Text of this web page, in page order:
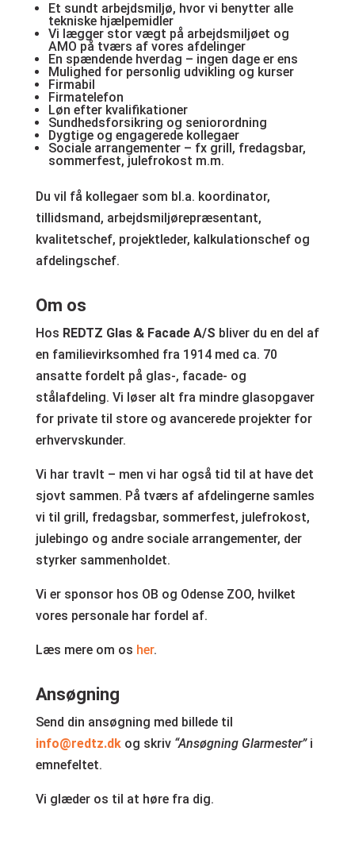
Et sundt arbejdsmiljø, hvor vi benytter alle
tekniske hjælpemidler
Vi lægger stor vægt på arbejdsmiljøet og
AMO på tværs af vores afdelinger
En spændende hverdag – ingen dage er ens
Mulighed for personlig udvikling og kurser
Firmabil
Firmatelefon
Løn efter kvalifikationer
Sundhedsforsikring og seniorordning
Dygtige og engagerede kollegaer
Sociale arrangementer – fx grill, fredagsbar,
sommerfest, julefrokost m.m.
Du vil få kollegaer som bl.a. koordinator,
tillidsmand, arbejdsmiljørepræsentant,
kvalitetschef, projektleder, kalkulationschef og
afdelingschef.
Om os
Hos REDTZ Glas & Facade A/S bliver du en del af
en familievirksomhed fra 1914 med ca. 70
ansatte fordelt på glas-, facade- og
stålafdeling. Vi løser alt fra mindre glasopgaver
for private til store og avancerede projekter for
erhvervskunder.
Vi har travlt – men vi har også tid til at have det
sjovt sammen. På tværs af afdelingerne samles
vi til grill, fredagsbar, sommerfest, julefrokost,
julebingo og andre sociale arrangementer, der
styrker sammenholdet.
Vi er sponsor hos OB og Odense ZOO, hvilket
vores personale har fordel af.
Læs mere om os her.
Ansøgning
Send din ansøgning med billede til
info@redtz.dkog skriv “Ansøgning Glarmester”i
emnefeltet.
Vi glæder os til at høre fra dig.